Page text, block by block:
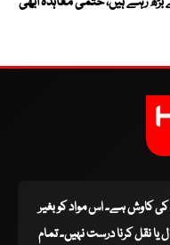
کی کاوش ہے۔ اس مواد کو بغیر
نقل کرنا درست نہیں۔ تمام